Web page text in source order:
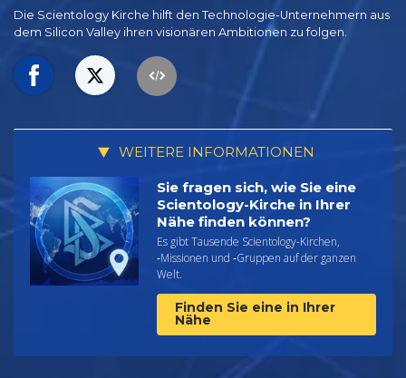
Die Scientology Kirche hilft den Technologie-Unternehmern aus
dem Silicon Valley ihren visionären Ambitionen zu folgen.
WEITERE INFORMATIONEN
Sie fragen sich, wie Sie eine
Scientology-Kirche in Ihrer
Nähe finden können?
Es gibt Tausende Scientology-Kirchen,
‑Missionen und ‑Gruppen auf der ganzen
Welt.
Finden Sie eine in Ihrer
Nähe